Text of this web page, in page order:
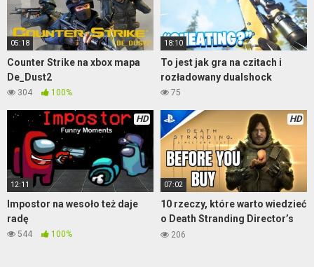
05:18
Counter Strike na xbox mapa
De_Dust2
304 100%
18:10
To jest jak gra na czitach i
rozładowany dualshock
75
HD
12:11
Impostor na wesoło też daje
radę
544 100%
HD
07:02
10 rzeczy, które warto wiedzieć
o Death Stranding Director’s
Cut206